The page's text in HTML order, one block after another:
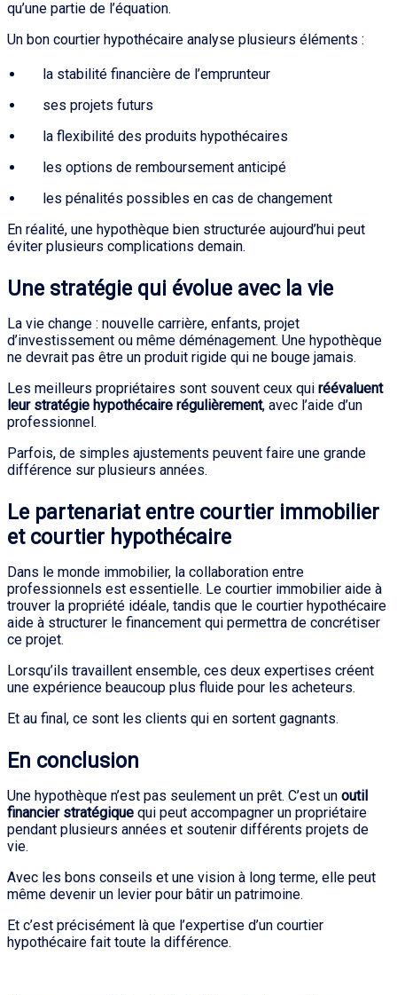
qu’une partie de l’équation.
Un bon courtier hypothécaire analyse plusieurs éléments :
la stabilité financière de l’emprunteur
ses projets futurs
la flexibilité des produits hypothécaires
les options de remboursement anticipé
les pénalités possibles en cas de changement
En réalité, une hypothèque bien structurée aujourd’hui peut
éviter plusieurs complications demain.
Une stratégie qui évolue avec la vie
La vie change : nouvelle carrière, enfants, projet
d’investissement ou même déménagement. Une hypothèque
ne devrait pas être un produit rigide qui ne bouge jamais.
Les meilleurs propriétaires sont souvent ceux qui réévaluent
leur stratégie hypothécaire régulièrement, avec l’aide d’un
professionnel.
Parfois, de simples ajustements peuvent faire une grande
différence sur plusieurs années.
Le partenariat entre courtier immobilier
et courtier hypothécaire
Dans le monde immobilier, la collaboration entre
professionnels est essentielle. Le courtier immobilier aide à
trouver la propriété idéale, tandis que le courtier hypothécaire
aide à structurer le financement qui permettra de concrétiser
ce projet.
Lorsqu’ils travaillent ensemble, ces deux expertises créent
une expérience beaucoup plus fluide pour les acheteurs.
Et au final, ce sont les clients qui en sortent gagnants.
En conclusion
Une hypothèque n’est pas seulement un prêt. C’est un outil
financier stratégique qui peut accompagner un propriétaire
pendant plusieurs années et soutenir différents projets de
vie.
Avec les bons conseils et une vision à long terme, elle peut
même devenir un levier pour bâtir un patrimoine.
Et c’est précisément là que l’expertise d’un courtier
hypothécaire fait toute la différence.